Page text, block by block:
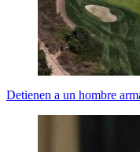
Detienen a un hombre